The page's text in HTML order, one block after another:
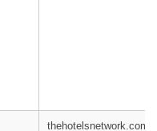
thehotelsnetwork.com